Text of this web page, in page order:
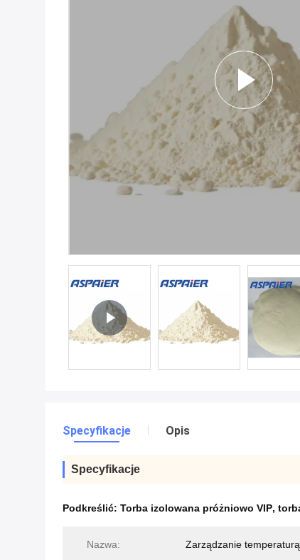
Specyfikacje Opis
Specyfikacje
Podkreślić: Torba izolowana próżniowo VIP,
Nazwa: Zarządzanie